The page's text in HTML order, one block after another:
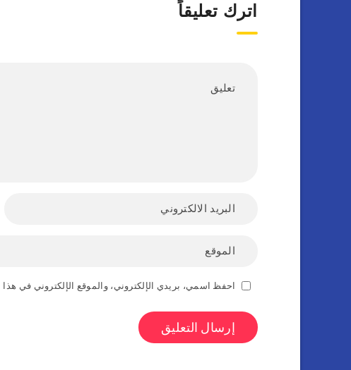
اترك تعليقاً
احفظ اسمي، بريدي الإلكتروني، والموقع الإلكتروني في